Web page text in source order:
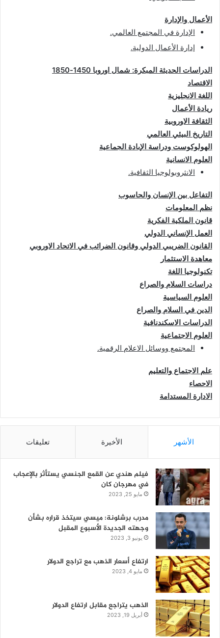
الأعمال والإدارة
الإدارة في المجتمع العالمي.
إدارة الأعمال الدولية.
الدراسات الحديثة المبكرة: شمال اوروبا 1450-1850
الاقتصاد
اللغة الانجليزية
ريادة الأعمال
الثقافة الاوروبية
التاريخ البيئي العالمي
الهولوكوست ودراسة الإبادة الجماعية
العلوم الانسانية
الانثروبولوجيا الثقافية.
التفاعل بين الإنسان والحاسوب
نظم المعلومات
قانون الملكية الفكرية
العمل الإنساني الدولي
القانون الضريبي الدولي وقانون الضرائب في الاتحاد الاوروبي
معاهدة الاستثمار
تكنولوجيا اللغة
دراسات السلام والصراع
العلوم السياسية
الدين في السلام والصراع
الدراسات الاسكندنافية
العلوم الاجتماعية
المجتمع ووسائل الاعلام الرقمية.
علم الاجتماع والتعليم
الاحصاء
الادارة المستدامة
الأشهر الأخيرة تعليقات
فيلم هندي عن القمع الجنسي يستأثر بالإعجاب
في مهرجان كان
مايو 25, 2023
مدرب برشلونة: ميسي سيتخذ قراره بشأن
وجهته الجديدة الأسبوع المقبل
يونيو 3, 2023
ارتفاع أسعار الذهب مع تراجع الدولار
مايو 4, 2023
الذهب يتراجع مقابل ارتفاع الدولار
أبريل 19, 2023